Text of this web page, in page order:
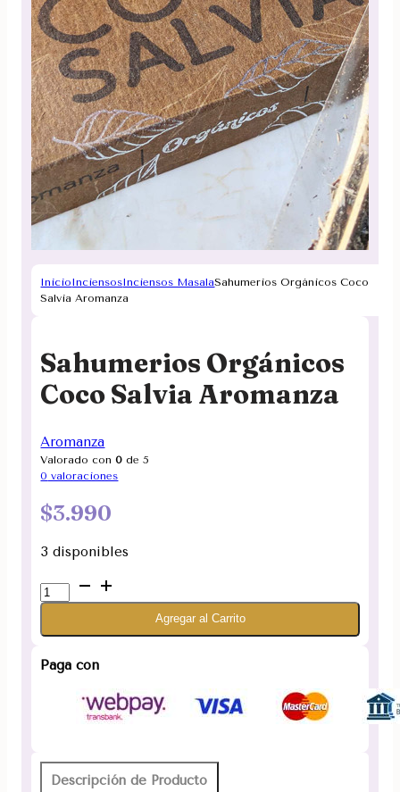
InicioInciensosInciensos MasalaSahumerios Orgánicos Coco
Salvia Aromanza
Sahumerios Orgánicos
Coco Salvia Aromanza
Aromanza
Valorado con0 de 5
0 valoraciones
$3.990
3 disponibles
Sahumerios
Orgánicos
Aromanza
Agregar al Carrito
Paga con
Descripción de Producto